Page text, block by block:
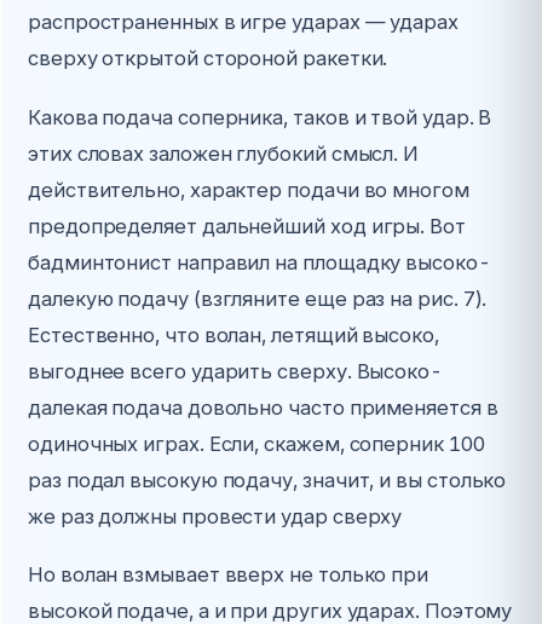
распространенных в игре ударах — ударах
сверху открытой стороной ракетки.
Какова подача соперника, таков и твой удар. В
этих словах заложен глубокий смысл. И
действительно, характер подачи во многом
предопределяет дальнейший ход игры. Вот
бадминтонист направил на площадку высоко-
далекую подачу (взгляните еще раз на рис. 7).
Естественно, что волан, летящий высоко,
выгоднее всего ударить сверху. Высоко-
далекая подача довольно часто применяется в
одиночных играх. Если, скажем, соперник 100
раз подал высокую подачу, значит, и вы столько
же раз должны провести удар сверху
Но волан взмывает вверх не только при
высокой подаче, а и при других ударах. Поэтому